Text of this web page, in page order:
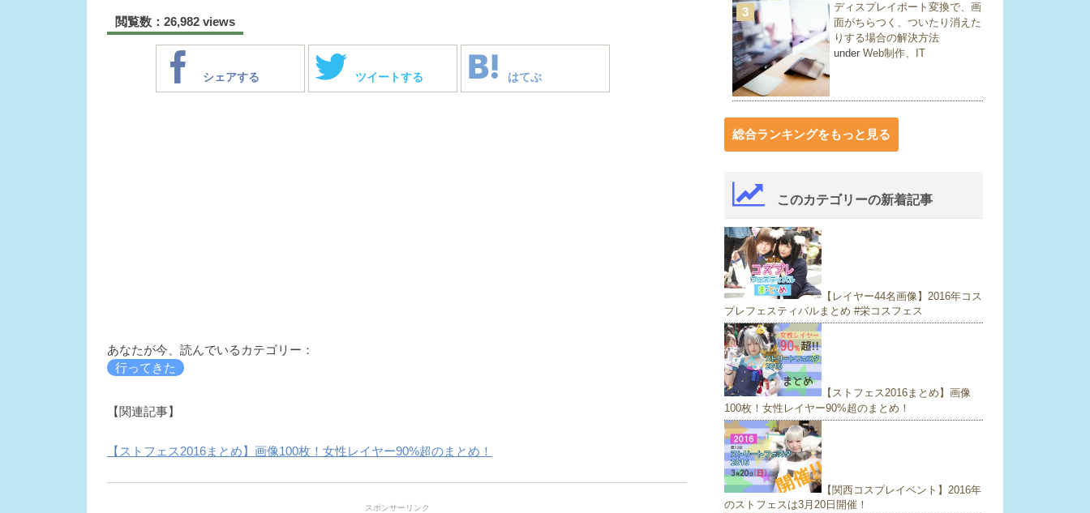
閲覧数：26,982 views
シェアする ツイートする はてぶ
あなたが今、読んでいるカテゴリー：
行ってきた
【関連記事】
【ストフェス2016まとめ】画像100枚！女性レイヤー90%超のまとめ！
スポンサーリンク
3
ディスプレイポート変換で、画
面がちらつく、ついたり消えた
りする場合の解決方法
under Web制作、IT
総合ランキングをもっと見る
このカテゴリーの新着記事
【レイヤー44名画像】2016年コス
プレフェスティバルまとめ #栄コスフェス
【ストフェス2016まとめ】画像
100枚！女性レイヤー90%超のまとめ！
【関西コスプレイベント】2016年
のストフェスは3月20日開催！